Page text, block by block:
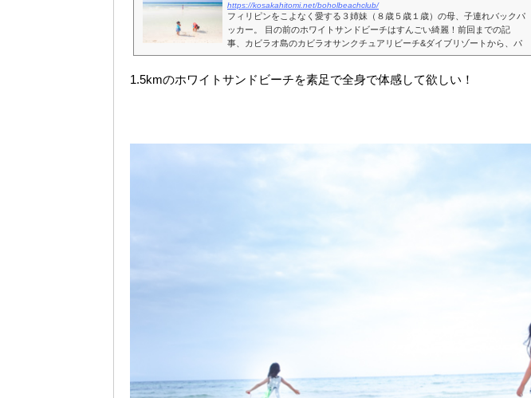
https://kosakahitomi.net/boholbeachclub/
フィリピンをこよなく愛する３姉妹（８歳５歳１歳）の母、子連れバックパ
ッカー。 目の前のホワイトサンドビーチはすんごい綺麗！前回までの記
事、カビラオ島のカビラオサンクチュアリビーチ&ダイブリゾートから、パ
ングラオ島にあるボホールビーチクラブにやっ...
1.5kmのホワイトサンドビーチを素足で全身で体感して欲しい！